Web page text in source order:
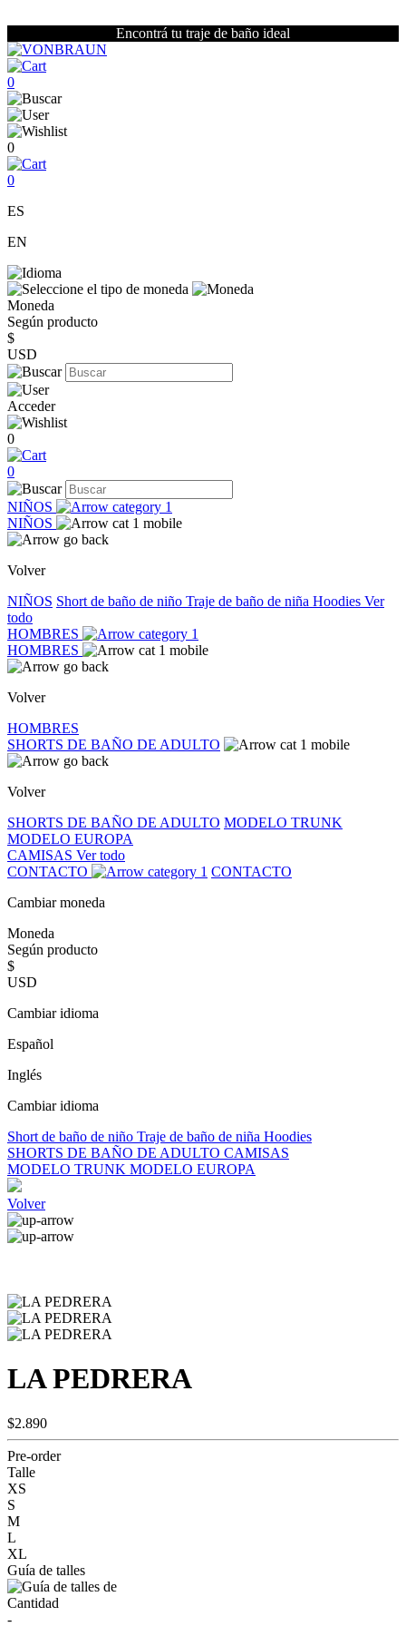
Encontrá tu traje de baño ideal
0
0
0
ES
EN
Moneda
Según producto
$
USD
Acceder
0
0
NIÑOS
NIÑOS
Volver
NIÑOS Short de baño de niño Traje de baño de niña Hoodies Ver
todo
HOMBRES
HOMBRES
Volver
HOMBRES
SHORTS DE BAÑO DE ADULTO
Volver
SHORTS DE BAÑO DE ADULTO MODELO TRUNK
MODELO EUROPA
CAMISAS Ver todo
CONTACTO
CONTACTO
Cambiar moneda
Moneda
Según producto
$
USD
Cambiar idioma
Español
Inglés
Cambiar idioma
Short de baño de niño Traje de baño de niña Hoodies
SHORTS DE BAÑO DE ADULTO CAMISAS
MODELO TRUNK MODELO EUROPA
Volver
LA PEDRERA
$2.890
Pre-order
Talle
XS
S
M
L
XL
Guía de talles
Cantidad
-